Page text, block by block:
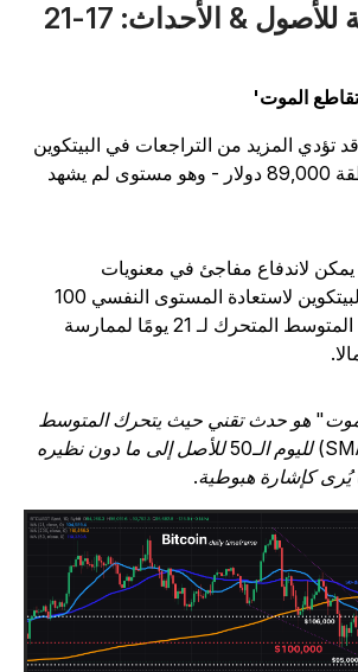
قائمة المراقبة للأصول & الأحداث: 17-21
المزيد من التراجعات في البيتكوين
إلى إعادة زيارة منطقة 89,000 دولار - وهو مستوى لم يشهد
لاندفاع مفاجئ في معنويات
المخاطرة أن يدفع البيتكوين لاستعادة المستوى النفسي 100
ألف دولار، مع إعداد المتوسط المتحرك لـ 21 يومًا لممارسة
هو حدث تقني حيث يتحرك المتوسط
المتحرك البسيط (SMA) لليوم الـ50 للأصل إلى ما دون نظيره